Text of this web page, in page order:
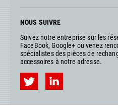
NOUS SUIVRE
Suivez notre entreprise sur les
FaceBook, Google+ ou venez
spécialistes des pièces de
accessoires à notre adresse.